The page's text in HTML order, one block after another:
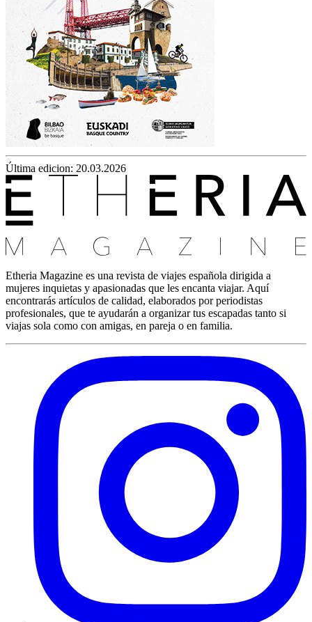
Última edicion: 20.03.2026
Etheria Magazine es una revista de viajes española dirigida a
mujeres inquietas y apasionadas que les encanta viajar. Aquí
encontrarás artículos de calidad, elaborados por periodistas
profesionales, que te ayudarán a organizar tus escapadas tanto si
viajas sola como con amigas, en pareja o en familia.